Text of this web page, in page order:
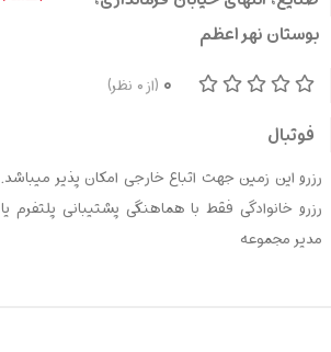
بوستان نهر اعظم
0 (از0 نظر)
فوتبال
رزرو این زمین جهت اتباع خارجی امکان پذیر میباشد.
رزرو خانوادگی فقط با هماهنگی پشتیبانی پلتفرم یا
مدیر مجموعه